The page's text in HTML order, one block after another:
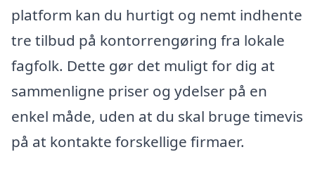
platform kan du hurtigt og nemt indhente
tre tilbud på kontorrengøring fra lokale
fagfolk. Dette gør det muligt for dig at
sammenligne priser og ydelser på en
enkel måde, uden at du skal bruge timevis
på at kontakte forskellige firmaer.